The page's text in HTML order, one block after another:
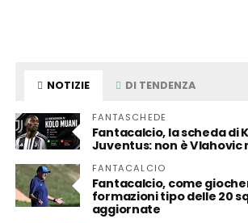
NOTIZIE DI TENDENZA
FANTASCHEDE
Fantacalcio, la scheda di
Juventus: non è Vlahovic
FANTACALCIO
Fantacalcio, come
formazioni tipo delle 20
aggiornate